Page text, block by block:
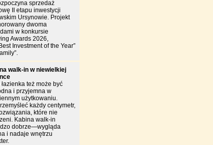
sprzedaż
II etapu inwestycji
Ursynowie. Projekt
dwoma
w konkursie
Awards 2026,
Investment of the Year”
walk-in w niewielkiej
łazienka też może być
i przyjemna w
użytkowaniu.
każdy centymetr,
które nie
Kabina walk-in
dobrze—wygląda
i nadaje wnętrzu